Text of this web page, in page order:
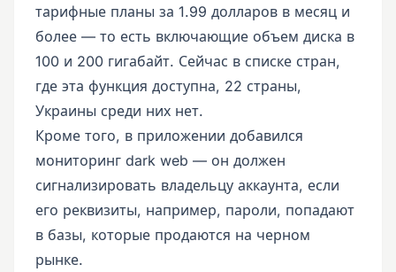
тарифные планы за 1.99 долларов в месяц и
более — то есть включающие объем диска в
100 и 200 гигабайт. Сейчас в списке стран,
где эта функция доступна, 22 страны,
Украины среди них нет.
Кроме того, в приложении добавился
мониторинг dark web — он должен
сигнализировать владельцу аккаунта, если
его реквизиты, например, пароли, попадают
в базы, которые продаются на черном
рынке.